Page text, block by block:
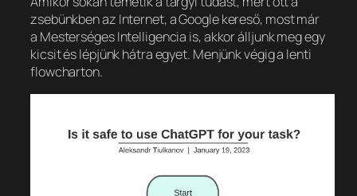
zsebünkben az Internet, a Google kereső, most már
a Mesterséges Intelligencia is, akkor álljunk meg egy
kicsit és lépjünk hátra egyet. Menjünk végig a lenti
flowcharton.